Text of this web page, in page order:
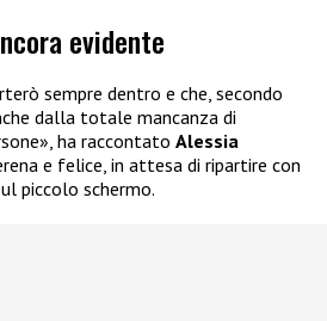
evidente
sempre dentro e che, secondo
dalla totale mancanza di
ha raccontato Alessia
e felice, in attesa di ripartire con
piccolo schermo.